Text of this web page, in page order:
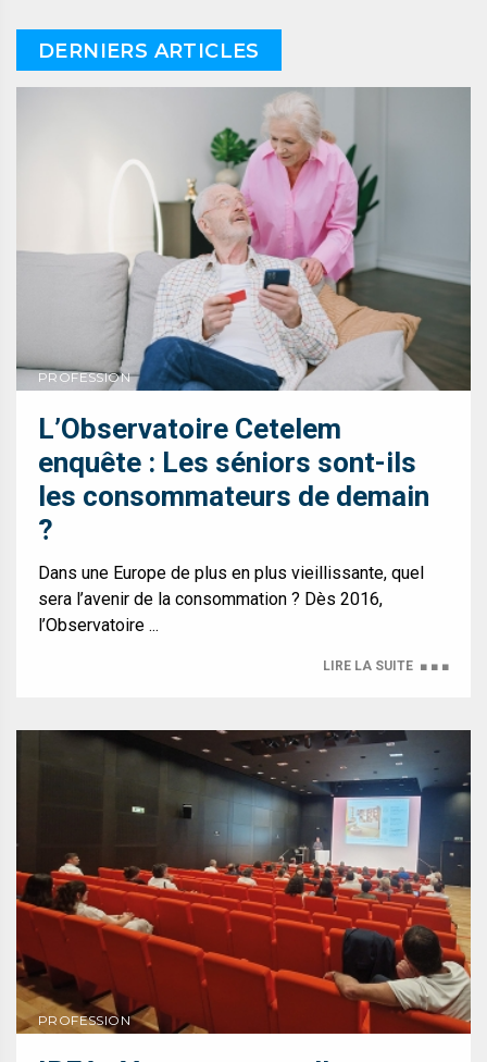
DERNIERS ARTICLES
PROFESSION
L’Observatoire Cetelem
enquête : Les séniors sont-ils
les consommateurs de demain
?
Dans une Europe de plus en plus vieillissante, quel
sera l’avenir de la consommation ? Dès 2016,
l’Observatoire ...
LIRE LA SUITE ■ ■ ■
PROFESSION